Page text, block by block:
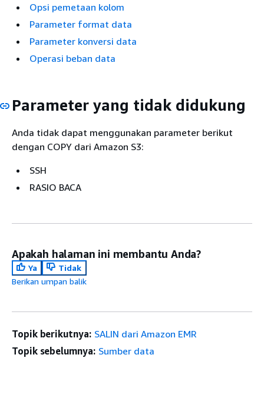
Opsi pemetaan kolom
Parameter format data
Parameter konversi data
Operasi beban data
Parameter yang tidak didukung
Anda tidak dapat menggunakan parameter berikut
dengan COPY dari Amazon S3:
SSH
RASIO BACA
Apakah halaman ini membantu Anda?
Ya
Tidak
Berikan umpan balik
Topik berikutnya: SALIN dari Amazon EMR
Topik sebelumnya: Sumber data